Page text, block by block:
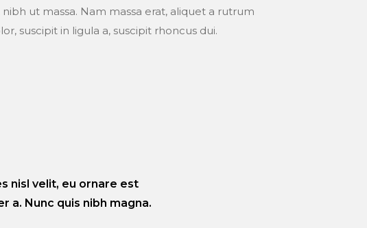
ut massa. Nam massa erat, aliquet a rutrum
suscipit in ligula a, suscipit rhoncus dui.
nisl velit, eu ornare est
a. Nunc quis nibh magna.